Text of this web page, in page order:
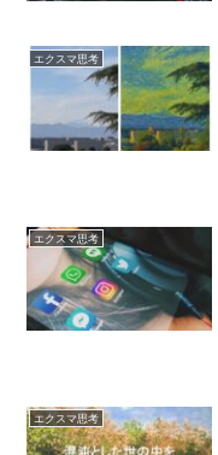
エクスマ思考
エクスマ思考
エクスマ思考